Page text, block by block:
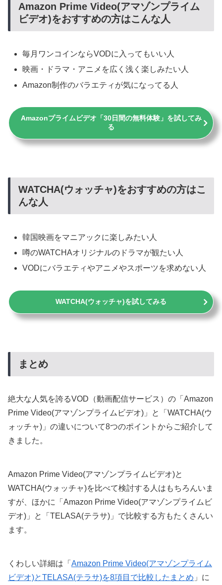
Amazon Prime Video(アマゾンプライム
ビデオ)をおすすめの方はこんな人
毎月ワンコインならVODに入ってもいい人
映画・ドラマ・アニメを広く浅く楽しみたい人
Amazon制作のバラエティが気になってる人
Amazonプライムビデオ「30日間の無料体験」を試してみ
る
WATCHA(ウォッチャ)をおすすめの方はこ
んな人
韓国映画をマニアックに楽しみたい人
噂のWATCHAオリジナルのドラマが観たい人
VODにバラエティやアニメやスポーツを求めない人
WATCHA(ウォッチャ)を試してみる
まとめ
絶大な人気を誇るVOD（動画配信サービス）の「Amazon
Prime Video(アマゾンプライムビデオ)」と「WATCHA(ウ
ォッチャ)」の違いについて8つのポイントからご紹介して
きました。
Amazon Prime Video(アマゾンプライムビデオ)と
WATCHA(ウォッチャ)を比べて検討する人はもちろんいま
すが、ほかに「Amazon Prime Video(アマゾンプライムビ
デオ)」と「TELASA(テラサ)」で比較する方もたくさんい
ます。
くわしい詳細は「 Amazon Prime Video(アマゾンプライム
ビデオ)とTELASA(テラサ)を8項目で比較したまとめ 」に